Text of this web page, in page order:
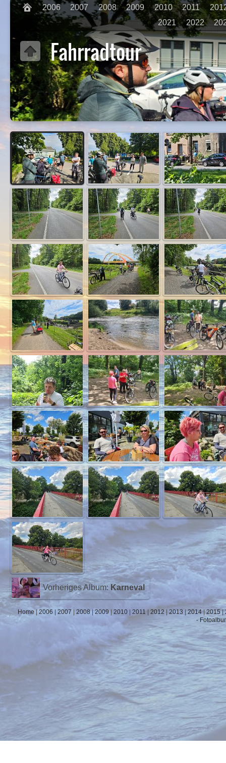
2006 2007 2008 2009 2010 2011
2021
2022
Fahrradtour
Vorheriges Album: Karneval
Home|2006 |2007 |2008|2009|2010 |2011|2012 |2013 |2014|2015|
-